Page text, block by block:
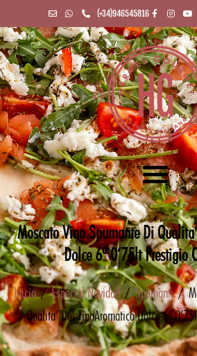
(+34)946545816
Moscato Vino Spumante Di
Dolce 6º 0’75lt Prestigio
Inicio/Especial Navidad/Spumanti/
Qualita’ Del TipoAromatico Dolce 6º